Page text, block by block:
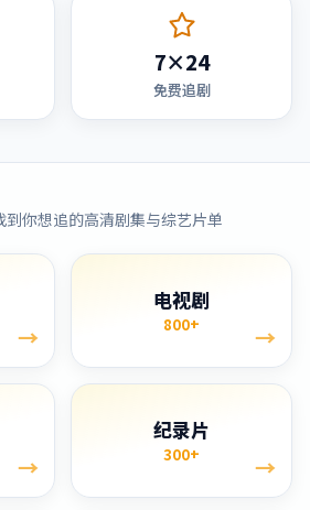
7×24
免费追剧
你想追的高清剧集与综艺片单
→
电视剧
800+ →
→
纪录片
300+ →